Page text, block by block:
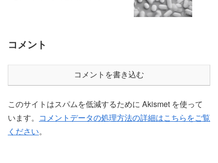
コメント
コメントを書き込む
このサイトはスパムを低減するために Akismet を使って
います。 コメントデータの処理方法の詳細はこちらをご覧
ください。